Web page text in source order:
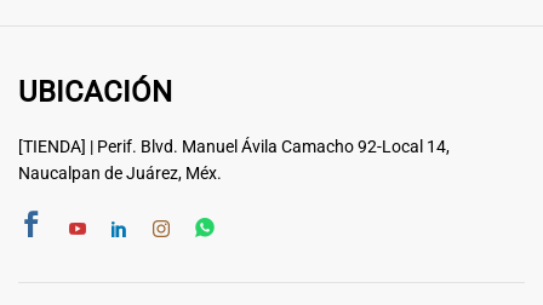
UBICACIÓN
[TIENDA] | Perif. Blvd. Manuel Ávila Camacho 92-Local 14,
Naucalpan de Juárez, Méx.